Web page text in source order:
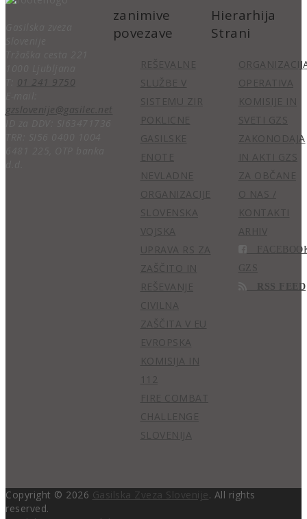
01 241 9750
gzslovenije@gasilec.net
zanimive
povezave
REŠEVALNE
SLUŽBE V
SISTEMU ZIR
POKLICNE
GASILSKE
ENOTE
NEVLADNE
ORGANIZACIJE
SLOVENSKA
VOJSKA
UPRAVA RS ZA
ZAŠČITO IN
REŠEVANJE
CIVILNA
ZAŠČITA V EU
EVROPSKA
KOMISIJA IN
112
FIRE COMBAT
CHALLENGE
SLOVENIJA
Hierarhija
Strani
OPERATIVA
KOMISIJE IN
SVETI GZS
ZAKONODAJA
IN AKTI GZS
ZA OBČANE
O NAS /
KONTAKTI
ARHIV
GZS
__RSS FEED
Copyright © 2026 Gasilska Zveza Slovenije. All rights
reserved.